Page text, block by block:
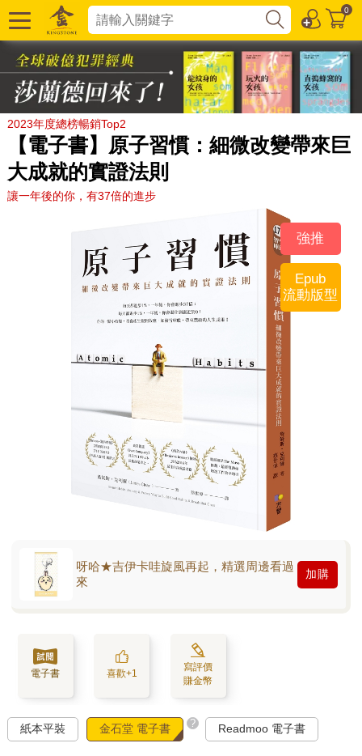
0
2023年度總榜暢銷Top2
【電子書】原子習慣：細微改變帶來巨
大成就的實證法則
讓一年後的你，有37倍的進步
強推
Epub
流動版型
呀哈★吉伊卡哇旋風再起，精選周邊看過
來
加購
電子書 喜歡+1
寫評價
賺金幣
紙本平裝 金石堂 電子書 ? Readmoo 電子書